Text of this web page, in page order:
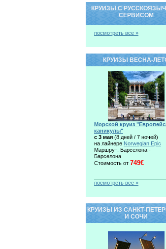
КРУИЗЫ С
СЕРВИСОМ
посмотреть все »
КРУИЗЫ ВЕСНА-
Морской круиз
каникулы"
c 3 мая (8 дней / 7 ночей)
на лайнере Norwegian Epic
Маршрут: Барселона -
Барселона
Стоимость от 749€
посмотреть все »
КРУИЗЫ ИЗ САНКТ-
И СОЧИ